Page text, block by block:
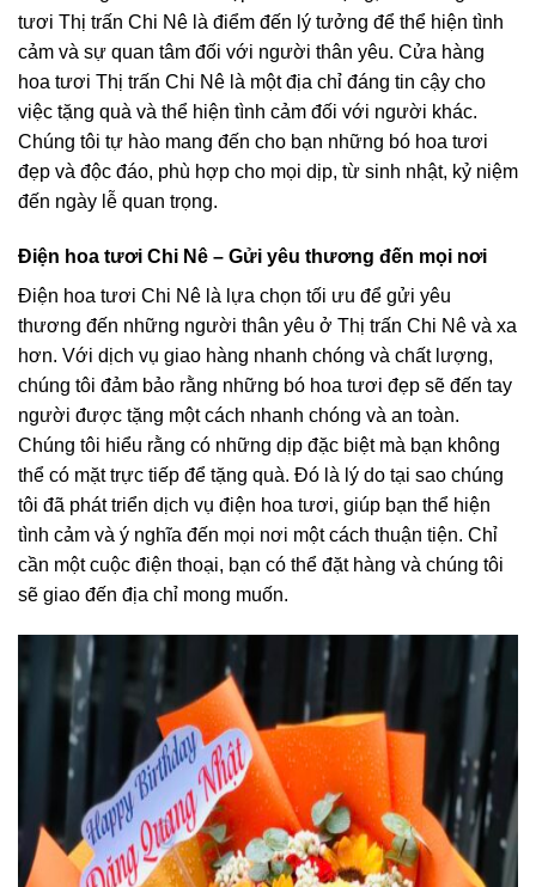
tươi Thị trấn Chi Nê là điểm đến lý tưởng để thể hiện tình
cảm và sự quan tâm đối với người thân yêu. Cửa hàng
hoa tươi Thị trấn Chi Nê là một địa chỉ đáng tin cậy cho
việc tặng quà và thể hiện tình cảm đối với người khác.
Chúng tôi tự hào mang đến cho bạn những bó hoa tươi
đẹp và độc đáo, phù hợp cho mọi dịp, từ sinh nhật, kỷ niệm
đến ngày lễ quan trọng.
Điện hoa tươi Chi Nê – Gửi yêu thương đến mọi nơi
Điện hoa tươi Chi Nê là lựa chọn tối ưu để gửi yêu
thương đến những người thân yêu ở Thị trấn Chi Nê và xa
hơn. Với dịch vụ giao hàng nhanh chóng và chất lượng,
chúng tôi đảm bảo rằng những bó hoa tươi đẹp sẽ đến tay
người được tặng một cách nhanh chóng và an toàn.
Chúng tôi hiểu rằng có những dịp đặc biệt mà bạn không
thể có mặt trực tiếp để tặng quà. Đó là lý do tại sao chúng
tôi đã phát triển dịch vụ điện hoa tươi, giúp bạn thể hiện
tình cảm và ý nghĩa đến mọi nơi một cách thuận tiện. Chỉ
cần một cuộc điện thoại, bạn có thể đặt hàng và chúng tôi
sẽ giao đến địa chỉ mong muốn.